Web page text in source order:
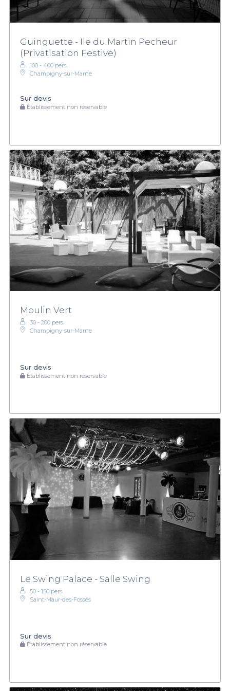
Guinguette - Ile du Martin Pecheur
(Privatisation Festive)
100 - 400 pers.
Champigny-sur-Marne
Sur devis
Établissement non réservable
Moulin Vert
30 - 200 pers.
Champigny-sur-Marne
Sur devis
Établissement non réservable
Le Swing Palace - Salle Swing
50 - 150 pers.
Saint-Maur-des-Fossés
Sur devis
Établissement non réservable